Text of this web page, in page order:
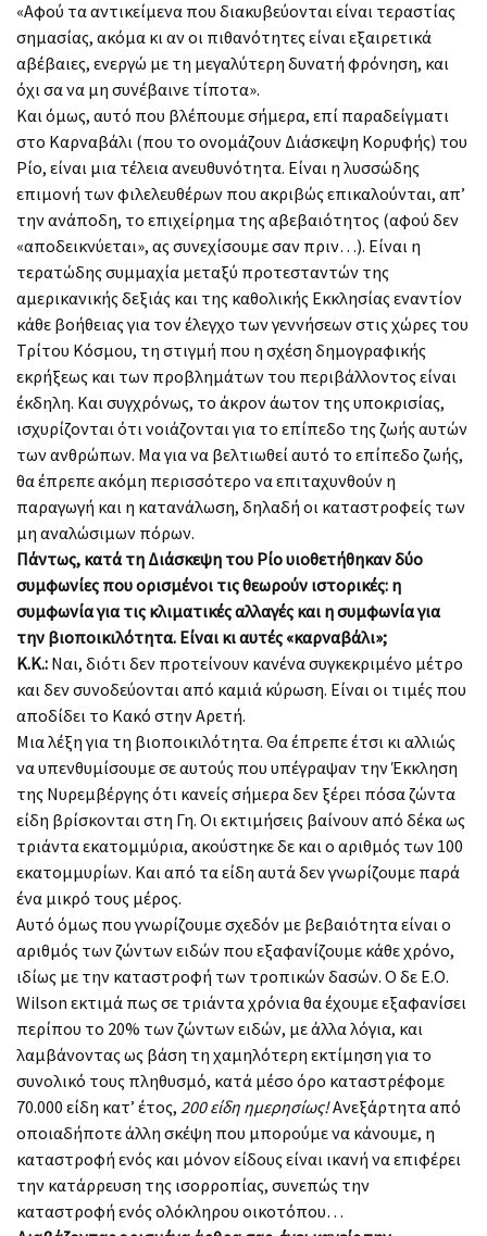
«Αφού τα αντικείμενα που διακυβεύονται είναι τεραστίας
σημασίας, ακόμα κι αν οι πιθανότητες είναι εξαιρετικά
αβέβαιες, ενεργώ με τη μεγαλύτερη δυνατή φρόνηση, και
όχι σα να μη συνέβαινε τίποτα».
Και όμως, αυτό που βλέπουμε σήμερα, επί παραδείγματι
στο Καρναβάλι (που το ονομάζουν Διάσκεψη Κορυφής) του
Ρίο, είναι μια τέλεια ανευθυνότητα. Είναι η λυσσώδης
επιμονή των φιλελευθέρων που ακριβώς επικαλούνται, απ’
την ανάποδη, το επιχείρημα της αβεβαιότητος (αφού δεν
«αποδεικνύεται», ας συνεχίσουμε σαν πριν…). Είναι η
τερατώδης συμμαχία μεταξύ προτεσταντών της
αμερικανικής δεξιάς και της καθολικής Εκκλησίας εναντίον
κάθε βοήθειας για τον έλεγχο των γεννήσεων στις χώρες του
Τρίτου Κόσμου, τη στιγμή που η σχέση δημογραφικής
εκρήξεως και των προβλημάτων του περιβάλλοντος είναι
έκδηλη. Και συγχρόνως, το άκρον άωτον της υποκρισίας,
ισχυρίζονται ότι νοιάζονται για το επίπεδο της ζωής αυτών
των ανθρώπων. Μα για να βελτιωθεί αυτό το επίπεδο ζωής,
θα έπρεπε ακόμη περισσότερο να επιταχυνθούν η
παραγωγή και η κατανάλωση, δηλαδή οι καταστροφείς των
μη αναλώσιμων πόρων.
Πάντως, κατά τη Διάσκεψη του Ρίο υιοθετήθηκαν δύο
συμφωνίες που ορισμένοι τις θεωρούν ιστορικές: η
συμφωνία για τις κλιματικές αλλαγές και η συμφωνία για
την βιοποικιλότητα. Είναι κι αυτές «καρναβάλι»;
Κ.Κ.: Ναι, διότι δεν προτείνουν κανένα συγκεκριμένο μέτρο
και δεν συνοδεύονται από καμιά κύρωση. Είναι οι τιμές που
αποδίδει το Κακό στην Αρετή.
Μια λέξη για τη βιοποικιλότητα. Θα έπρεπε έτσι κι αλλιώς
να υπενθυμίσουμε σε αυτούς που υπέγραψαν την Έκκληση
της Νυρεμβέργης ότι κανείς σήμερα δεν ξέρει πόσα ζώντα
είδη βρίσκονται στη Γη. Οι εκτιμήσεις βαίνουν από δέκα ως
τριάντα εκατομμύρια, ακούστηκε δε και ο αριθμός των 100
εκατομμυρίων. Και από τα είδη αυτά δεν γνωρίζουμε παρά
ένα μικρό τους μέρος.
Αυτό όμως που γνωρίζουμε σχεδόν με βεβαιότητα είναι ο
αριθμός των ζώντων ειδών που εξαφανίζουμε κάθε χρόνο,
ιδίως με την καταστροφή των τροπικών δασών. Ο δε Ε.Ο.
Wilson εκτιμά πως σε τριάντα χρόνια θα έχουμε εξαφανίσει
περίπου το 20% των ζώντων ειδών, με άλλα λόγια, και
λαμβάνοντας ως βάση τη χαμηλότερη εκτίμηση για το
συνολικό τους πληθυσμό, κατά μέσο όρο καταστρέφομε
70.000 είδη κατ’ έτος, 200 είδη ημερησίως!Ανεξάρτητα από
οποιαδήποτε άλλη σκέψη που μπορούμε να κάνουμε, η
καταστροφή ενός και μόνον είδους είναι ικανή να επιφέρει
την κατάρρευση της ισορροπίας, συνεπώς την
καταστροφή ενός ολόκληρου οικοτόπου…